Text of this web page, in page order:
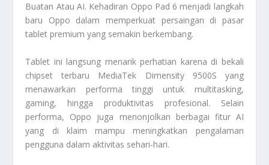
Buatan Atau AI. Kehadiran Oppo Pad 6 menjadi langkah
baru Oppo dalam memperkuat persaingan di pasar
tablet premium yang semakin berkembang.
Tablet ini langsung menarik perhatian karena di bekali
chipset terbaru MediaTek Dimensity 9500S yang
menawarkan performa tinggi untuk multitasking,
gaming, hingga produktivitas profesional. Selain
performa, Oppo juga menonjolkan berbagai fitur AI
yang di klaim mampu meningkatkan pengalaman
pengguna dalam aktivitas sehari-hari.